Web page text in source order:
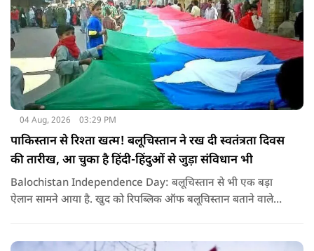
04 Aug, 2026 03:29 PM
पाकिस्तान से रिश्ता खत्म! बलूचिस्तान ने रख दी स्वतंत्रता दिवस
की तारीख, आ चुका है हिंदी-हिंदुओं से जुड़ा संविधान भी
Balochistan Independence Day: बलूचिस्तान से भी एक बड़ा
ऐलान सामने आया है. खुद को रिपब्लिक ऑफ बलूचिस्तान बताने वाले